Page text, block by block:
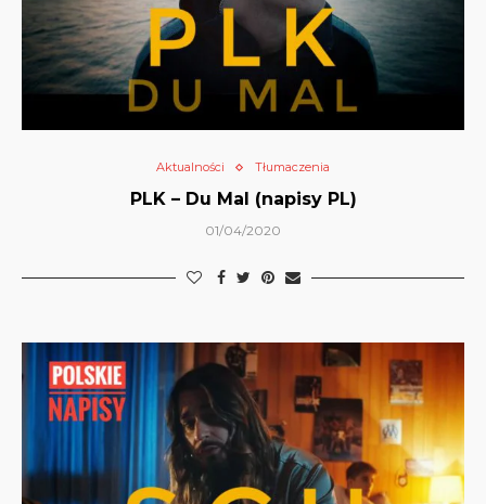
Aktualności Tłumaczenia
PLK – Du Mal (napisy PL)
01/04/2020